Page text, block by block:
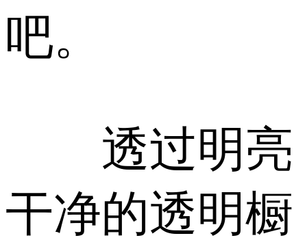
吧。
透过明亮
干净的透明橱